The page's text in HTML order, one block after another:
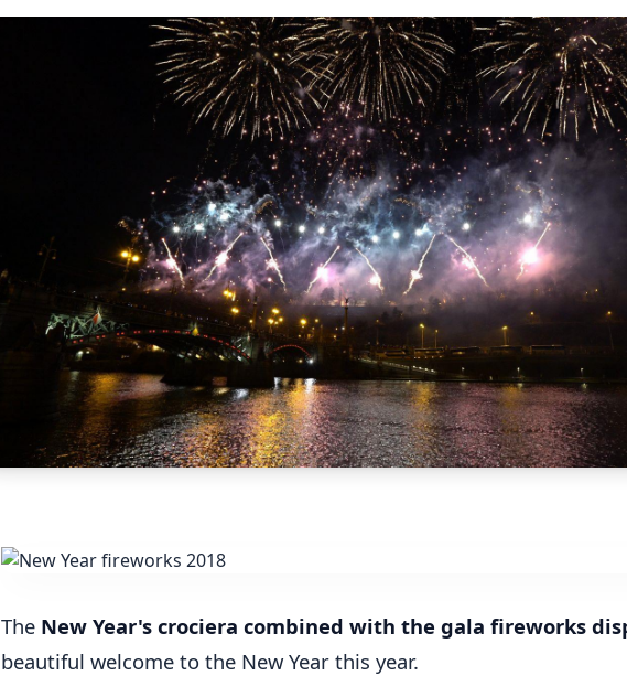
The New Year's crociera combined with the gala fireworks
beautiful welcome to the New Year this year.